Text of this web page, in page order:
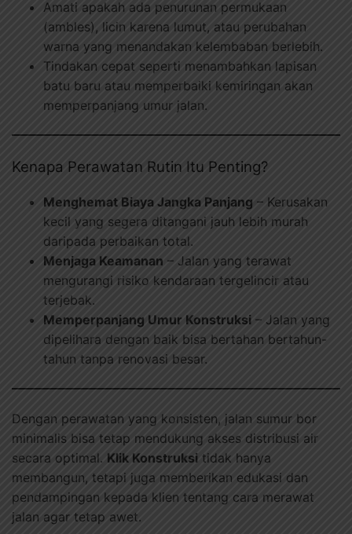
Amati apakah ada penurunan permukaan
(ambles), licin karena lumut, atau perubahan
warna yang menandakan kelembaban berlebih.
Tindakan cepat seperti menambahkan lapisan
batu baru atau memperbaiki kemiringan akan
memperpanjang umur jalan.
Kenapa Perawatan Rutin Itu Penting?
Menghemat Biaya Jangka Panjang – Kerusakan
kecil yang segera ditangani jauh lebih murah
daripada perbaikan total.
Menjaga Keamanan – Jalan yang terawat
mengurangi risiko kendaraan tergelincir atau
terjebak.
Memperpanjang Umur Konstruksi – Jalan yang
dipelihara dengan baik bisa bertahan bertahun-
tahun tanpa renovasi besar.
Dengan perawatan yang konsisten, jalan sumur bor
minimalis bisa tetap mendukung akses distribusi air
secara optimal. Klik Konstruksi tidak hanya
membangun, tetapi juga memberikan edukasi dan
pendampingan kepada klien tentang cara merawat
jalan agar tetap awet.